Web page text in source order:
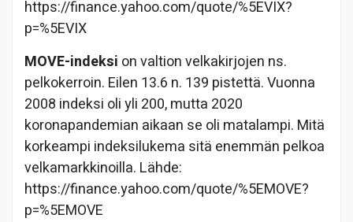
https://finance.yahoo.com/quote/%5EVIX?
p=%5EVIX
MOVE-indeksi on valtion velkakirjojen ns.
pelkokerroin. Eilen 13.6 n. 139 pistettä. Vuonna
2008 indeksi oli yli 200, mutta 2020
koronapandemian aikaan se oli matalampi. Mitä
korkeampi indeksilukema sitä enemmän pelkoa
velkamarkkinoilla. Lähde:
https://finance.yahoo.com/quote/%5EMOVE?
p=%5EMOVE